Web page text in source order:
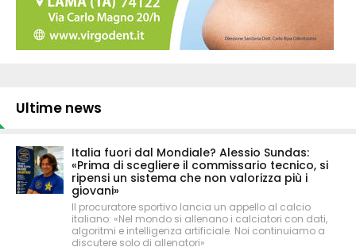
Ultime news
Italia fuori dal Mondiale? Alessio Sundas:
«Prima di scegliere il commissario tecnico, si
ripensi un sistema che non valorizza più i
giovani»
Il procuratore sportivo lancia un appello al calcio
italiano: «Nel mondo si allenano i calciatori con dati,
algoritmi e intelligenza artificiale. Noi continuiamo a
discutere solo di allenatori»